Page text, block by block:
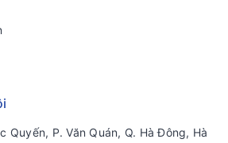
Quyến, P. Văn Quán, Q. Hà Đông, Hà